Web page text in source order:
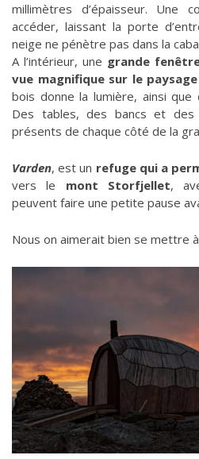
millimètres d’épaisseur. Une
accéder, laissant la porte
neige ne pénètre pas dans la
A l’intérieur, une grande
vue magnifique sur le
bois donne la lumière, ainsi
Des tables, des bancs et
présents de chaque côté de la
Varden, est un refuge qui a
vers le mont Storfjellet,
peuvent faire une petite pause
Nous on aimerait bien se mettre